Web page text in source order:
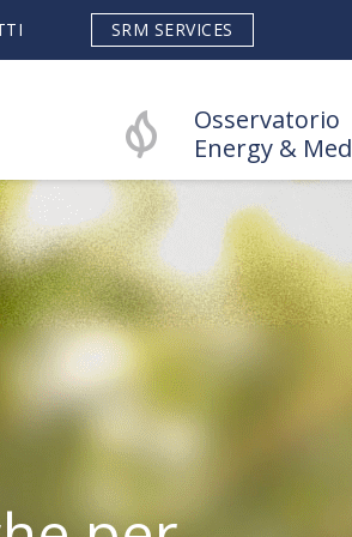
SRM SERVICES
Osservatorio
Energy & Med